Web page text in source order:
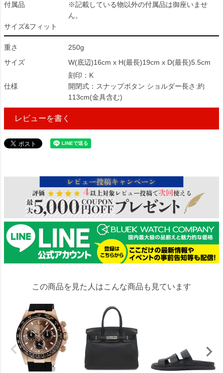
付属品
※記載している物以外の付属品は御座いませ
ん。
サイズ&フィット
重さ
250g
サイズ
W(底辺)16cm x H(最長)19cm x D(最長)5.5cm
仕様
刻印：K
開閉式：スナップボタン ショルダー長さ:約
113cm(金具含む)
レビューを書く
この商品を見た人はこんな商品も見ています